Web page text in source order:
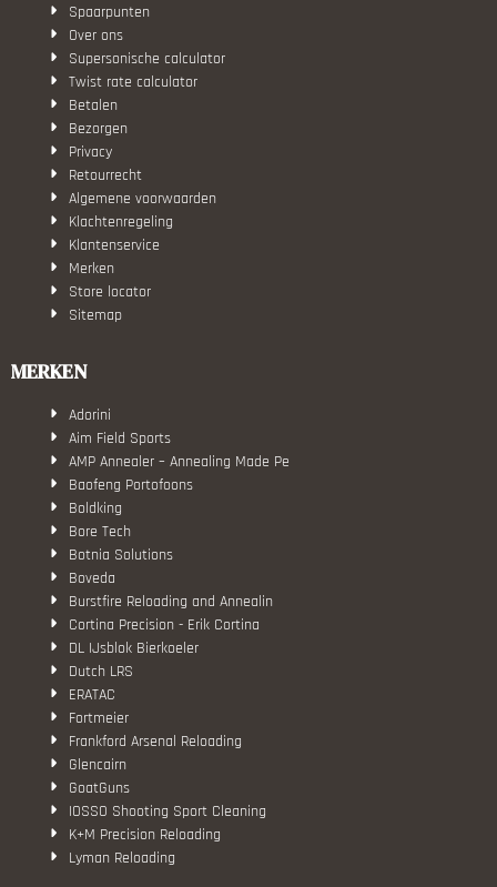
Spaarpunten
Over ons
Supersonische calculator
Twist rate calculator
Betalen
Bezorgen
Privacy
Retourrecht
Algemene voorwaarden
Klachtenregeling
Klantenservice
Merken
Store locator
Sitemap
MERKEN
Adorini
Aim Field Sports
AMP Annealer – Annealing Made Pe
Baofeng Portofoons
Boldking
Bore Tech
Botnia Solutions
Boveda
Burstfire Reloading and Annealin
Cortina Precision - Erik Cortina
DL IJsblok Bierkoeler
Dutch LRS
ERATAC
Fortmeier
Frankford Arsenal Reloading
Glencairn
GoatGuns
IOSSO Shooting Sport Cleaning
K+M Precision Reloading
Lyman Reloading